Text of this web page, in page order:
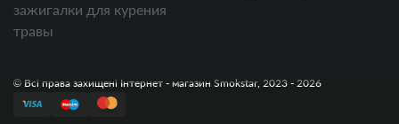
зажигалки для курения
травы
© Всі права захищені Інтернет - магазин Smokstar, 2023 - 2026